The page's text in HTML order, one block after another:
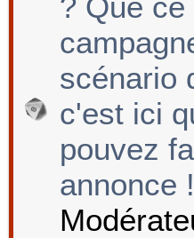
scénario
c'est ici
pouvez
annonce !